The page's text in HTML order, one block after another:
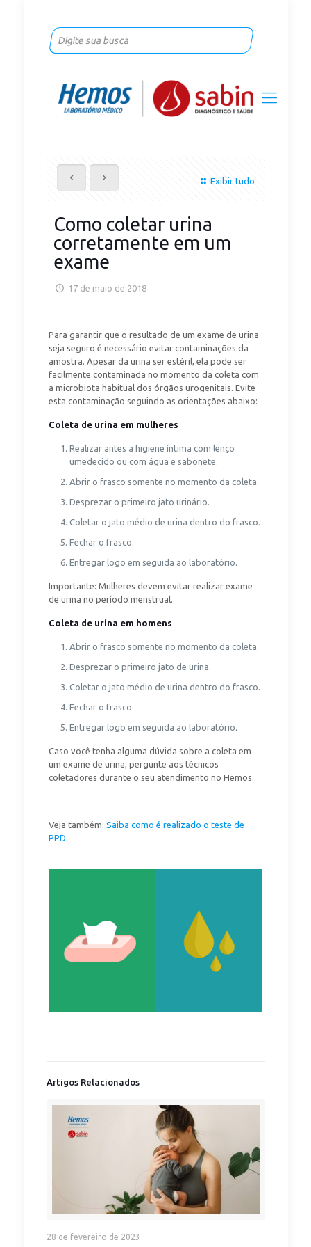
Exibir tudo
Como coletar urina
corretamente em um
exame
17 de maio de 2018
Para garantir que o resultado de um exame de urina
seja seguro é necessário evitar contaminações da
amostra. Apesar da urina ser estéril, ela pode ser
facilmente contaminada no momento da coleta com
a microbiota habitual dos órgãos urogenitais. Evite
esta contaminação seguindo as orientações abaixo:
Coleta de urina em mulheres
Realizar antes a higiene íntima com lenço
umedecido ou com água e sabonete.
Abrir o frasco somente no momento da coleta.
Desprezar o primeiro jato urinário.
Coletar o jato médio de urina dentro do frasco.
Fechar o frasco.
Entregar logo em seguida ao laboratório.
Importante: Mulheres devem evitar realizar exame
de urina no período menstrual.
Coleta de urina em homens
Abrir o frasco somente no momento da coleta.
Desprezar o primeiro jato de urina.
Coletar o jato médio de urina dentro do frasco.
Fechar o frasco.
Entregar logo em seguida ao laboratório.
Caso você tenha alguma dúvida sobre a coleta em
um exame de urina, pergunte aos técnicos
coletadores durante o seu atendimento no Hemos.
Veja também: Saiba como é realizado o teste de
PPD
Artigos Relacionados
28 de fevereiro de 2023